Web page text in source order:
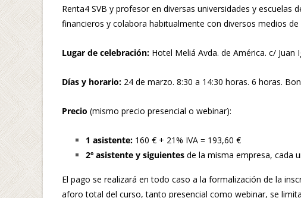
Renta4 SVB y profesor en diversas universidades y
financieros y colabora habitualmente con diversos medios
Lugar de celebración: Hotel Meliá Avda. de América. c/
Días y horario: 24 de marzo. 8:30 a 14:30 horas. 6 horas.
Precio (mismo precio presencial o webinar):
1 asistente: 160 € + 21% IVA = 193,60 €
2º asistente y siguientes de la misma empresa, cada
El pago se realizará en todo caso a la formalización de la
aforo total del curso, tanto presencial como webinar, se